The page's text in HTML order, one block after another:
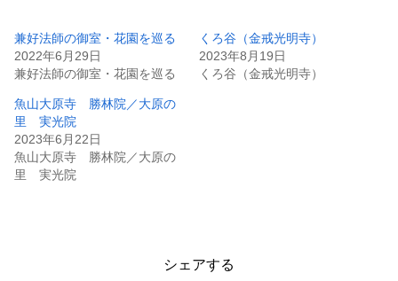
兼好法師の御室・花園を巡る
2022年6月29日
兼好法師の御室・花園を巡る
くろ谷（金戒光明寺）
2023年8月19日
くろ谷（金戒光明寺）
魚山大原寺 勝林院／大原の
里 実光院
2023年6月22日
魚山大原寺 勝林院／大原の
里 実光院
シェアする